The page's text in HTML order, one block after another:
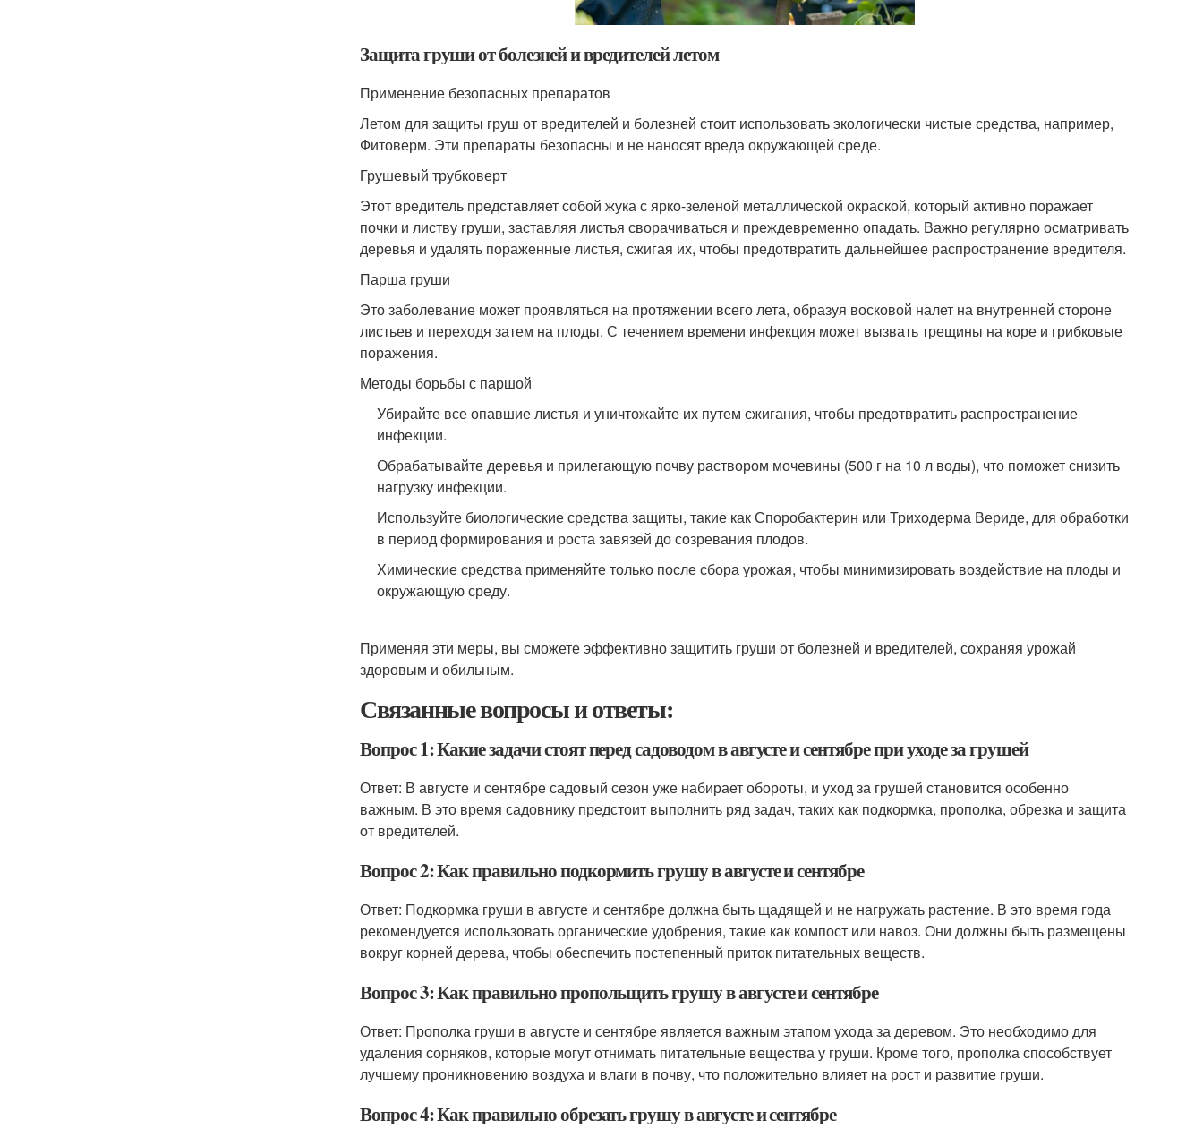
Защита груши от болезней и вредителей летом
Применение безопасных препаратов
Летом для защиты груш от вредителей и болезней стоит использовать экологически чистые средства, например,
Фитоверм. Эти препараты безопасны и не наносят вреда окружающей среде.
Грушевый трубковерт
Этот вредитель представляет собой жука с ярко-зеленой металлической окраской, который активно поражает
почки и листву груши, заставляя листья сворачиваться и преждевременно опадать. Важно регулярно осматривать
деревья и удалять пораженные листья, сжигая их, чтобы предотвратить дальнейшее распространение вредителя.
Парша груши
Это заболевание может проявляться на протяжении всего лета, образуя восковой налет на внутренней стороне
листьев и переходя затем на плоды. С течением времени инфекция может вызвать трещины на коре и грибковые
поражения.
Методы борьбы с паршой
Убирайте все опавшие листья и уничтожайте их путем сжигания, чтобы предотвратить распространение
инфекции.
Обрабатывайте деревья и прилегающую почву раствором мочевины (500 г на 10 л воды), что поможет снизить
нагрузку инфекции.
Используйте биологические средства защиты, такие как Споробактерин или Триходерма Вериде, для обработки
в период формирования и роста завязей до созревания плодов.
Химические средства применяйте только после сбора урожая, чтобы минимизировать воздействие на плоды и
окружающую среду.
Применяя эти меры, вы сможете эффективно защитить груши от болезней и вредителей, сохраняя урожай
здоровым и обильным.
Связанные вопросы и ответы:
Вопрос 1: Какие задачи стоят перед садоводом в августе и сентябре при уходе за грушей
Ответ: В августе и сентябре садовый сезон уже набирает обороты, и уход за грушей становится особенно
важным. В это время садовнику предстоит выполнить ряд задач, таких как подкормка, прополка, обрезка и защита
от вредителей.
Вопрос 2: Как правильно подкормить грушу в августе и сентябре
Ответ: Подкормка груши в августе и сентябре должна быть щадящей и не нагружать растение. В это время года
рекомендуется использовать органические удобрения, такие как компост или навоз. Они должны быть размещены
вокруг корней дерева, чтобы обеспечить постепенный приток питательных веществ.
Вопрос 3: Как правильно пропольщить грушу в августе и сентябре
Ответ: Прополка груши в августе и сентябре является важным этапом ухода за деревом. Это необходимо для
удаления сорняков, которые могут отнимать питательные вещества у груши. Кроме того, прополка способствует
лучшему проникновению воздуха и влаги в почву, что положительно влияет на рост и развитие груши.
Вопрос 4: Как правильно обрезать грушу в августе и сентябре